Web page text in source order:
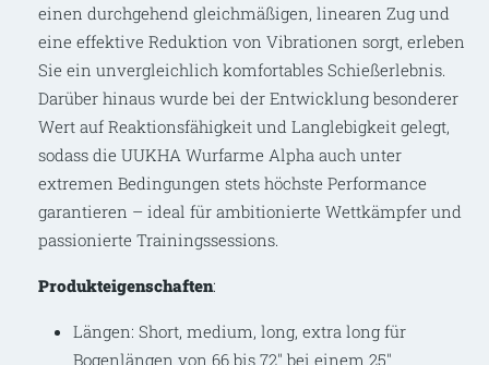
einen durchgehend gleichmäßigen, linearen Zug und
eine effektive Reduktion von Vibrationen sorgt, erleben
Sie ein unvergleichlich komfortables Schießerlebnis.
Darüber hinaus wurde bei der Entwicklung besonderer
Wert auf Reaktionsfähigkeit und Langlebigkeit gelegt,
sodass die UUKHA Wurfarme Alpha auch unter
extremen Bedingungen stets höchste Performance
garantieren – ideal für ambitionierte Wettkämpfer und
passionierte Trainingssessions.
Produkteigenschaften:
Längen: Short, medium, long, extra long für
Bogenlängen von 66 bis 72″ bei einem 25″